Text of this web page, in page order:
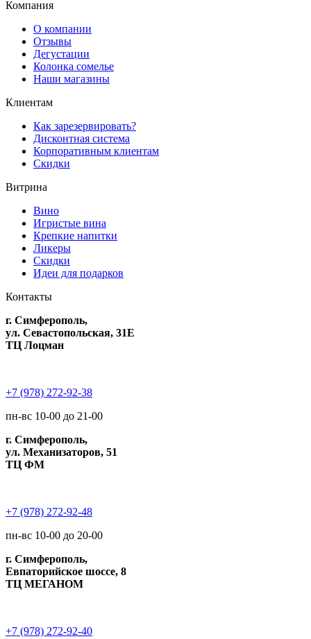
Компания
О компании
Отзывы
Дегустации
Колонка сомелье
Наши магазины
Клиентам
Как зарезервировать?
Дисконтная система
Корпоративным клиентам
Скидки
Витрина
Вино
Игристые вина
Крепкие напитки
Ликеры
Скидки
Идеи для подарков
Контакты
г. Симферополь,
ул. Севастопольская, 31Е
ТЦ Лоцман
+7 (978) 272-92-38
пн-вс 10-00 до 21-00
г. Симферополь,
ул. Механизаторов, 51
ТЦ ФМ
+7 (978) 272-92-48
пн-вс 10-00 до 20-00
г. Симферополь,
Евпаторийское шоссе, 8
ТЦ МЕГАНОМ
+7 (978) 272-92-40